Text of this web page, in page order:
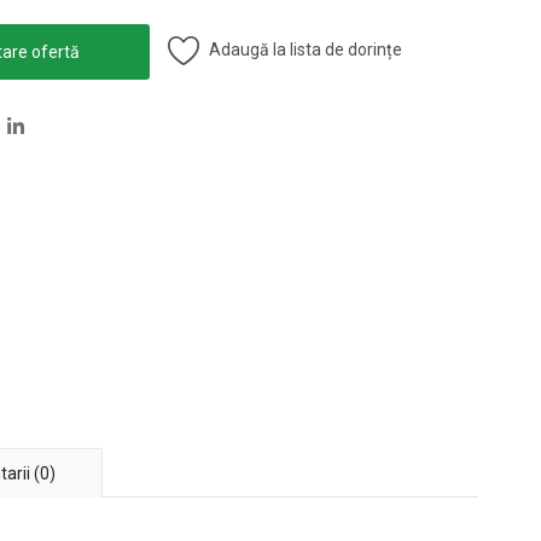
ofertă Adaugă la lista de dorințe
(0)